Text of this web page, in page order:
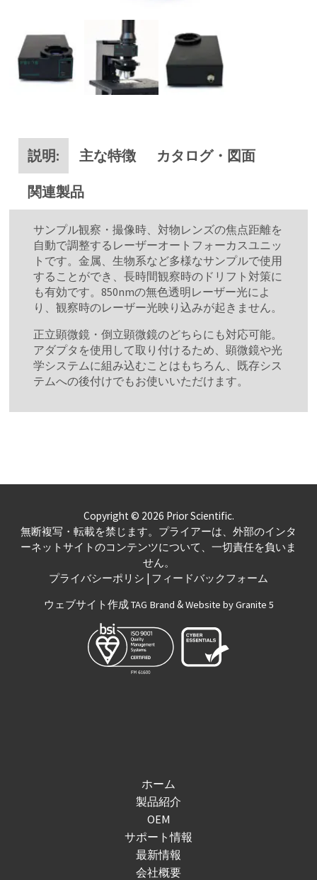
説明: 主な特徴
カタログ・図面
関連製品
サンプル観察・撮像時、対物レンズの焦点距離を
自動で調整するレーザーオートフォーカスユニッ
トです。金属、生物系など多様なサンプルで使用
することができ、長時間観察時のドリフト対策に
も有効です。850nmの無色透明レーザー光によ
り、観察時のレーザー光映り込みが起きません。
正立顕微鏡・倒立顕微鏡のどちらにも対応可能。
アダプタを使用して取り付けるため、顕微鏡や光
学システムに組み込むことはもちろん、既存シス
テムへの後付けでもお使いいただけます。
Copyright © 2026 Prior Scientific.
無断複写・転載を禁じます。プライアーは、外部のインタ
ーネットサイトのコンテンツについて、一切責任を負いま
せん。
プライバシーポリシ | フィードバックフォーム
ウェブサイト作成TAG Brand &Website by Granite 5
ホーム
製品紹介
OEM
サポート情報
最新情報
会社概要